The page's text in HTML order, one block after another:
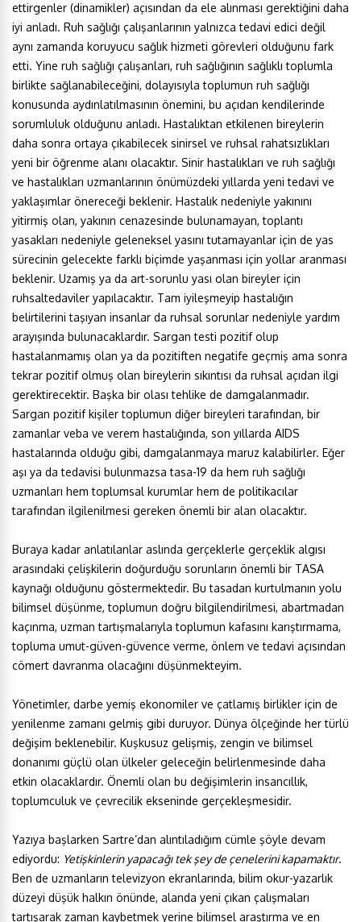
ettirgenler (dinamikler) açısından da ele alınması gerektiğini daha
iyi anladı. Ruh sağlığı çalışanlarının yalnızca tedavi edici değil
aynı zamanda koruyucu sağlık hizmeti görevleri olduğunu fark
etti. Yine ruh sağlığı çalışanları, ruh sağlığının sağlıklı toplumla
birlikte sağlanabileceğini, dolayısıyla toplumun ruh sağlığı
konusunda aydınlatılmasının önemini, bu açıdan kendilerinde
sorumluluk olduğunu anladı. Hastalıktan etkilenen bireylerin
daha sonra ortaya çıkabilecek sinirsel ve ruhsal rahatsızlıkları
yeni bir öğrenme alanı olacaktır. Sinir hastalıkları ve ruh sağlığı
ve hastalıkları uzmanlarının önümüzdeki yıllarda yeni tedavi ve
yaklaşımlar önereceği beklenir. Hastalık nedeniyle yakınını
yitirmiş olan, yakının cenazesinde bulunamayan, toplantı
yasakları nedeniyle geleneksel yasını tutamayanlar için de yas
sürecinin gelecekte farklı biçimde yaşanması için yollar aranması
beklenir. Uzamış ya da art-sorunlu yası olan bireyler için
ruhsaltedaviler yapılacaktır. Tam iyileşmeyip hastalığın
belirtilerini taşıyan insanlar da ruhsal sorunlar nedeniyle yardım
arayışında bulunacaklardır. Sargan testi pozitif olup
hastalanmamış olan ya da pozitiften negatife geçmiş ama sonra
tekrar pozitif olmuş olan bireylerin sıkıntısı da ruhsal açıdan ilgi
gerektirecektir. Başka bir olası tehlike de damgalanmadır.
Sargan pozitif kişiler toplumun diğer bireyleri tarafından, bir
zamanlar veba ve verem hastalığında, son yıllarda AIDS
hastalarında olduğu gibi, damgalanmaya maruz kalabilirler. Eğer
aşı ya da tedavisi bulunmazsa tasa-19 da hem ruh sağlığı
uzmanları hem toplumsal kurumlar hem de politikacılar
tarafından ilgilenilmesi gereken önemli bir alan olacaktır.
Buraya kadar anlatılanlar aslında gerçeklerle gerçeklik algısı
arasındaki çelişkilerin doğurduğu sorunların önemli bir TASA
kaynağı olduğunu göstermektedir. Bu tasadan kurtulmanın yolu
bilimsel düşünme, toplumun doğru bilgilendirilmesi, abartmadan
kaçınma, uzman tartışmalarıyla toplumun kafasını karıştırmama,
topluma umut-güven-güvence verme, önlem ve tedavi açısından
cömert davranma olacağını düşünmekteyim.
Yönetimler, darbe yemiş ekonomiler ve çatlamış birlikler için de
yenilenme zamanı gelmiş gibi duruyor. Dünya ölçeğinde her türlü
değişim beklenebilir. Kuşkusuz gelişmiş, zengin ve bilimsel
donanımı güçlü olan ülkeler geleceğin belirlenmesinde daha
etkin olacaklardır. Önemli olan bu değişimlerin insancıllık,
toplumculuk ve çevrecilik ekseninde gerçekleşmesidir.
Yazıya başlarken Sartre’dan alıntıladığım cümle şöyle devam
ediyordu: Yetişkinlerin yapacağı tek şey de çenelerini kapamaktır.
Ben de uzmanların televizyon ekranlarında, bilim okur-yazarlık
düzeyi düşük halkın önünde, alanda yeni çıkan çalışmaları
tartışarak zaman kaybetmek yerine bilimsel araştırma ve en